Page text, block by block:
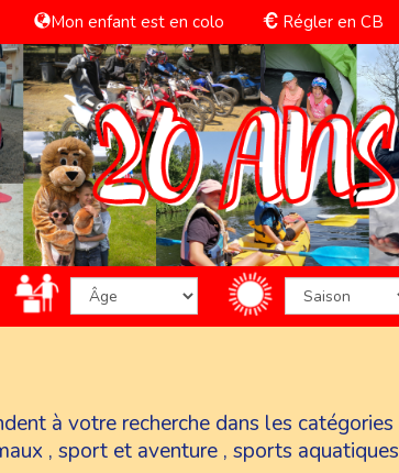
Mon enfant est en colo Régler en CB
à votre recherche dans les catégories
, sport et aventure , sports aquatiques